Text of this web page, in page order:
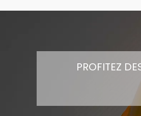
PROFITEZ